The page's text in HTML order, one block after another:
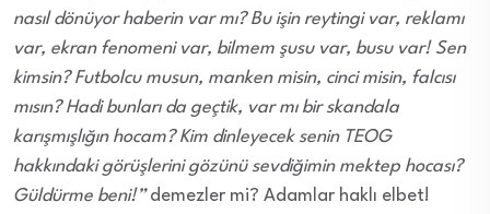
nasıl dönüyor haberin var mı? Bu işin reytingi var, reklamı
var, ekran fenomeni var, bilmem şusu var, busu var! Sen
kimsin? Futbolcu musun, manken misin, cinci misin, falcısı
mısın? Hadi bunları da geçtik, var mı bir skandala
karışmışlığın hocam? Kim dinleyecek senin TEOG
hakkındaki görüşlerini gözünü sevdiğimin mektep hocası?
Güldürme beni!”demezler mi? Adamlar haklı elbet!